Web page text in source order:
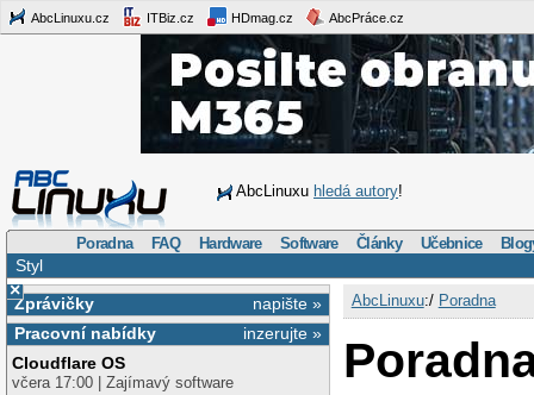
AbcLinuxu.cz ITBiz.cz HDmag.cz AbcPráce.cz
AbcLinuxu hledá autory!
Poradna FAQ Hardware Software Články Učebnice
Styl
×
napište »
Zprávičky
inzerujte »
Pracovní nabídky
Cloudflare OS
včera 17:00 | Zajímavý software
AbcLinuxu:/ Poradna